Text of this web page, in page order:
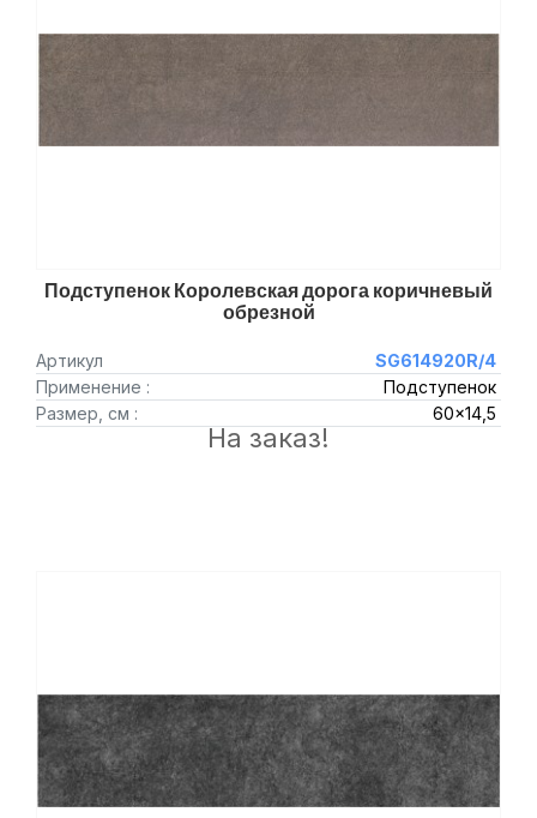
Подступенок Королевская дорога коричневый
обрезной
Артикул
SG614920R/4
Применение :
Подступенок
Размер, см :
60x14,5
На заказ!